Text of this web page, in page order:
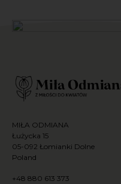
MIŁA ODMIANA
Łużycka 15
05-092 Łomianki Dolne
Poland
+48 880 613 373